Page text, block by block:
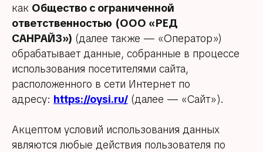
как Общество с ограниченной
ответственностью (ООО «РЕД
САНРАЙЗ») (далее также — «Оператор»)
обрабатывает данные, собранные в процессе
использования посетителями сайта,
расположенного в сети Интернет по
адресу: https://oysi.ru/ (далее — «Сайт»).
Акцептом условий использования данных
являются любые действия пользователя по